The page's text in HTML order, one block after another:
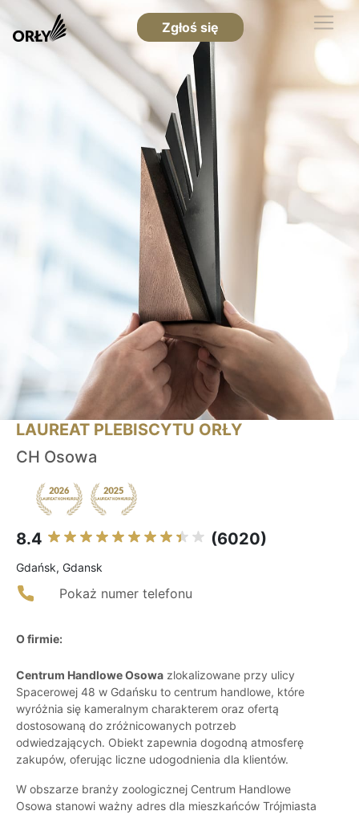
Zgłoś się
LAUREAT PLEBISCYTU ORŁY
CH Osowa
8.4 (6020)
Gdańsk, Gdansk
Pokaż numer telefonu
O firmie:
Centrum Handlowe Osowa zlokalizowane przy ulicy
Spacerowej 48 w Gdańsku to centrum handlowe, które
wyróżnia się kameralnym charakterem oraz ofertą
dostosowaną do zróżnicowanych potrzeb
odwiedzających. Obiekt zapewnia dogodną atmosferę
zakupów, oferując liczne udogodnienia dla klientów.
W obszarze branży zoologicznej Centrum Handlowe
Osowa stanowi ważny adres dla mieszkańców Trójmiasta